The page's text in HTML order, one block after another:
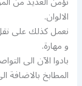
الالوان.
نعمل كذلك على
و مهارة.
بادوا الآن الى
المطابخ بالاضافة